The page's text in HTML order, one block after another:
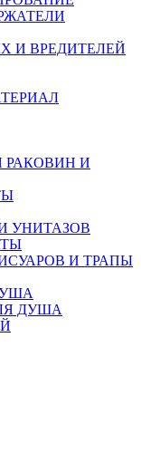
И ВРЕДИТЕЛЕЙ
И
УНИТАЗОВ
И ТРАПЫ
ДУША